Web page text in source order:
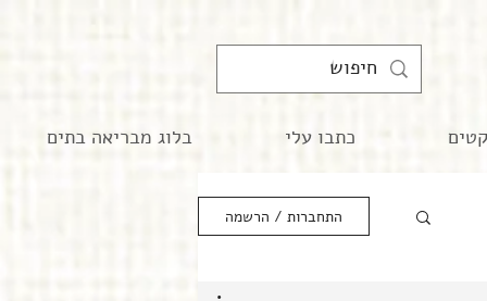
כתבו עלי בלוג מבריאה בתים
התחברות / הרשמה